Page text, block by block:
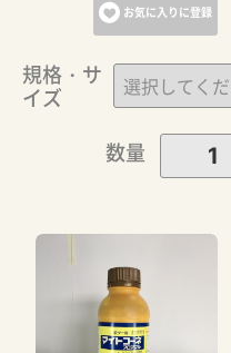
お気に入りに登録
規格・サ
イズ
数量